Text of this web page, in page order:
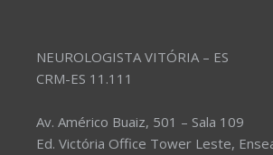
NEUROLOGISTA VITÓRIA – ES
CRM-ES 11.111
Av. Américo Buaiz, 501 – Sala 109
Ed. Victória Office Tower Leste,